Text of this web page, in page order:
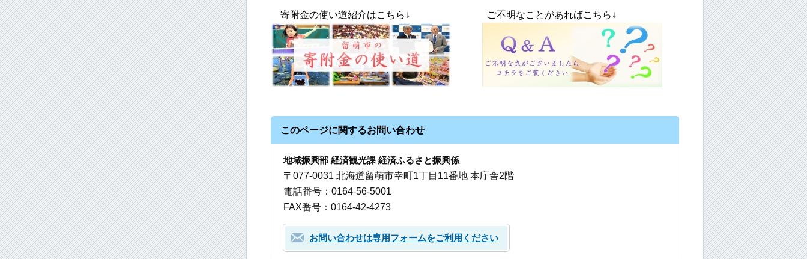
寄附金の使い道紹介はこちら↓ ご不明なことがあればこちら↓
このページに関するお問い合わせ
地域振興部 経済観光課 経済ふるさと振興係
〒077-0031 北海道留萌市幸町1丁目11番地 本庁舎2階
電話番号：0164-56-5001
FAX番号：0164-42-4273
お問い合わせは専用フォームをご利用ください